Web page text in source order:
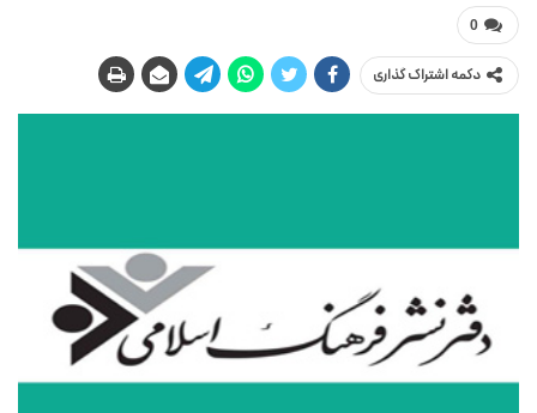
0
دکمه اشتراک گذاری